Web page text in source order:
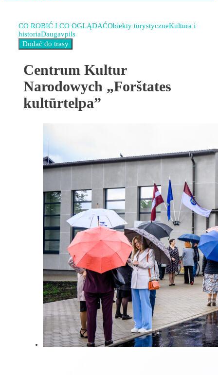
CO ROBIĆ I CO OGLĄDAĆObiekty turystyczneKultura i
historiaDaugavpils
Centrum Kultur
Narodowych „Forštates
kultūrtelpa”